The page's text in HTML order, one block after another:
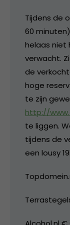
Tijdens de
60
helaas niet
verwacht.
de
hoge
te zijn
http://
te liggen.
tijdens de
een lousy